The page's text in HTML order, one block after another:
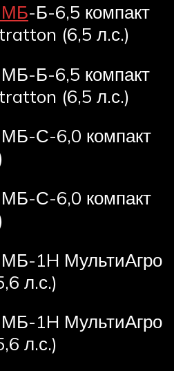
МБ-Б-6,5 компакт
(6,5 л.с.)
Б-6,5 компакт
(6,5 л.с.)
С-6,0 компакт
С-6,0 компакт
1H МультиАгро
л.с.)
1H МультиАгро
л.с.)